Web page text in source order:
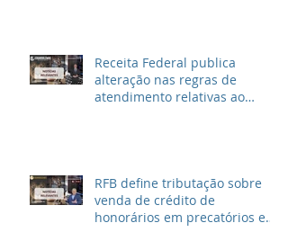
Receita Federal publica
alteração nas regras de
atendimento relativas ao
RFB define tributação sobre
venda de crédito de
honorários em precatórios e